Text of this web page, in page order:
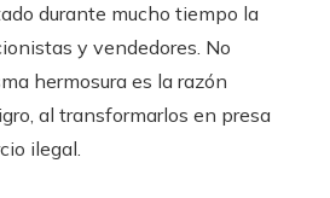
durante mucho tiempo la
y vendedores. No
hermosura es la razón
al transformarlos en presa
ilegal.